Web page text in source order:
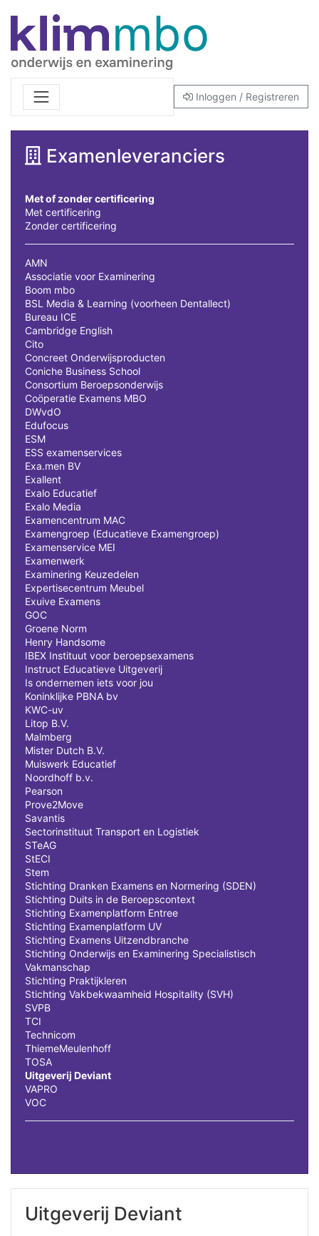
Inloggen / Registreren
Examenleveranciers
Met of zonder certificering
Met certificering
Zonder certificering
AMN
Associatie voor Examinering
Boom mbo
BSL Media & Learning (voorheen Dentallect)
Bureau ICE
Cambridge English
Cito
Concreet Onderwijsproducten
Coniche Business School
Consortium Beroepsonderwijs
Coöperatie Examens MBO
DWvdO
Edufocus
ESM
ESS examenservices
Exa.men BV
Exallent
Exalo Educatief
Exalo Media
Examencentrum MAC
Examengroep (Educatieve Examengroep)
Examenservice MEI
Examenwerk
Examinering Keuzedelen
Expertisecentrum Meubel
Exuive Examens
GOC
Groene Norm
Henry Handsome
IBEX Instituut voor beroepsexamens
Instruct Educatieve Uitgeverij
Is ondernemen iets voor jou
Koninklijke PBNA bv
KWC-uv
Litop B.V.
Malmberg
Mister Dutch B.V.
Muiswerk Educatief
Noordhoff b.v.
Pearson
Prove2Move
Savantis
Sectorinstituut Transport en Logistiek
STeAG
StECI
Stem
Stichting Dranken Examens en Normering (SDEN)
Stichting Duits in de Beroepscontext
Stichting Examenplatform Entree
Stichting Examenplatform UV
Stichting Examens Uitzendbranche
Stichting Onderwijs en Examinering Specialistisch
Vakmanschap
Stichting Praktijkleren
Stichting Vakbekwaamheid Hospitality (SVH)
SVPB
TCI
Technicom
ThiemeMeulenhoff
TOSA
Uitgeverij Deviant
VAPRO
VOC
Uitgeverij Deviant